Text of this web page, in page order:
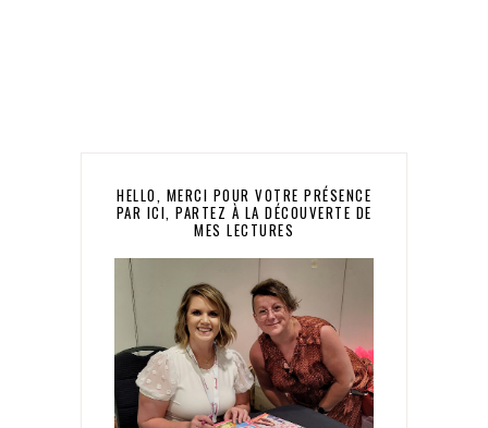
HELLO, MERCI POUR VOTRE PRÉSENCE
PAR ICI, PARTEZ À LA DÉCOUVERTE DE
MES LECTURES